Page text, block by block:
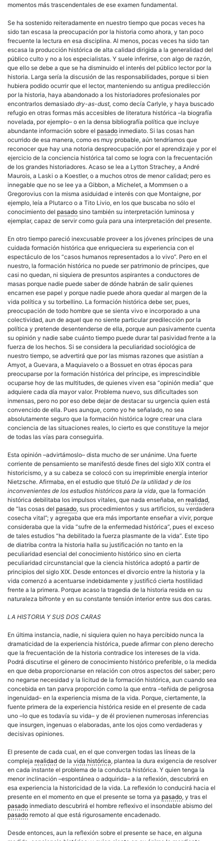
momentos más trascendentales de ese examen fundamental.
Se ha sostenido reiteradamente en nuestro tiempo que pocas veces ha
sido tan escasa la preocupación por la historia como ahora, y tan poco
frecuente la lectura en esa disciplina. Al menos, pocas veces ha sido tan
escasa la producción histórica de alta calidad dirigida a la generalidad del
público culto y no a los especialistas. Y suele inferirse, con algo de razón,
que ello se debe a que se ha disminuido el interés del público lector por la
historia. Larga sería la discusión de las responsabilidades, porque si bien
hubiera podido ocurrir que el lector, manteniendo su antigua predilección
por la historia, haya abandonado a los historiadores profesionales por
encontrarlos demasiado dry-as-dust, como decía Carlyle, y haya buscado
refugio en otras formas más accesibles de literatura histórica –la biografía
novelada, por ejemplo– o en la densa bibliografía política que incluye
abundante información sobre el pasado inmediato. Si las cosas han
ocurrido de esa manera, como es muy probable, aún tendríamos que
reconocer que hay una notoria despreocupación por el aprendizaje y por el
ejercicio de la conciencia histórica tal como se logra con la frecuentación
de los grandes historiadores. Acaso se lea a Lytton Strachey, a André
Maurois, a Laski o a Koestler, o a muchos otros de menor calidad; pero es
innegable que no se lee ya a Gibbon, a Michelet, a Mommsen o a
Gregorovius con la misma asiduidad e interés con que Montaigne, por
ejemplo, leía a Plutarco o a Tito Livio, en los que buscaba no sólo el
conocimiento del pasado sino también su interpretación luminosa y
ejemplar, capaz de servir como guía para una interpretación del presente.
En otro tiempo pareció inexcusable proveer a los jóvenes príncipes de una
cuidada formación histórica que enriqueciera su experiencia con el
espectáculo de los “casos humanos representados a lo vivo”. Pero en el
nuestro, la formación histórica no puede ser patrimonio de príncipes, que
casi no quedan, ni siquiera de presuntos aspirantes a conductores de
masas porque nadie puede saber de dónde habrán de salir quienes
encarnen ese papel y porque nadie puede ahora quedar al margen de la
vida política y su torbellino. La formación histórica debe ser, pues,
preocupación de todo hombre que se sienta vivo e incorporado a una
colectividad, aun de aquel que no siente particular predilección por la
política y pretende desentenderse de ella, porque aun pasivamente cuenta
su opinión y nadie sabe cuánto tiempo puede durar tal pasividad frente a la
fuerza de los hechos. Si se considera la peculiaridad sociológica de
nuestro tiempo, se advertirá que por las mismas razones que asistían a
Amyot, a Guevara, a Maquiavelo o a Bossuet en otras épocas para
preocuparse por la formación histórica del príncipe, es imprescindible
ocuparse hoy de las multitudes, de quienes viven esa “opinión media” que
adquiere cada día mayor valor. Problema nuevo, sus dificultades son
inmensas, pero no por eso debe dejar de destacar su urgencia quien está
convencido de ella. Pues aunque, como yo he señalado, no sea
absolutamente seguro que la formación histórica logre crear una clara
conciencia de las situaciones reales, lo cierto es que constituye la mejor
de todas las vías para conseguirla.
Esta opinión –advirtámoslo– dista mucho de ser unánime. Una fuerte
corriente de pensamiento se manifestó desde fines del siglo XIX contra el
historicismo, y a su cabeza se colocó con su irreprimible energía interior
Nietzsche. Afirmaba, en el estudio que tituló De la utilidad y de los
inconvenientes de los estudios históricos para la vida, que la formación
histórica debilitaba los impulsos vitales, que nada enseñaba, en realidad,
de “las cosas del pasado, sus procedimientos y sus artificios, su verdadera
cosecha vital”; y agregaba que era más importante enseñar a vivir, porque
consideraba que la vida “sufre de la enfermedad histórica”, pues el exceso
de tales estudios “ha debilitado la fuerza plasmante de la vida”. Este tipo
de diatriba contra la historia halla su justificación no tanto en la
peculiaridad esencial del conocimiento histórico sino en cierta
peculiaridad circunstancial que la ciencia histórica adoptó a partir de
principios del siglo XIX. Desde entonces el divorcio entre la historia y la
vida comenzó a acentuarse indebidamente y justificó cierta hostilidad
frente a la primera. Porque acaso la tragedia de la historia resida en su
naturaleza bifronte y en su constante tensión interior entre sus dos caras.
LA HISTORIA Y SUS DOS CARAS
En última instancia, nadie, ni siquiera quien no haya percibido nunca la
dramaticidad de la experiencia histórica, puede afirmar con pleno derecho
que la frecuentación de la historia contradice los intereses de la vida.
Podrá discutirse el género de conocimiento histórico preferible, o la medida
en que deba proporcionarse en relación con otros aspectos del saber; pero
no negarse necesidad y la licitud de la formación histórica, aun cuando sea
concebida en tan parva proporción como la que entra –teñida de peligrosa
ingenuidad– en la experiencia misma de la vida. Porque, ciertamente, la
fuente primera de la experiencia histórica reside en el presente de cada
uno –lo que es todavía su vida– y de él provienen numerosas inferencias
que insurgen, ingenuas o elaboradas, ante los ojos como verdaderas y
decisivas opiniones.
El presente de cada cual, en el que convergen todas las líneas de la
compleja realidad de la vida histórica, plantea la dura exigencia de resolver
en cada instante el problema de la conducta histórica. Y quien tenga la
menor inclinación –espontánea o adquirida– a la reflexión, descubrirá en
esa experiencia la historicidad de la vida. La reflexión lo conducirá hacia el
presente en el momento en que el presente se torna ya pasado, y tras el
pasado inmediato descubrirá el hombre reflexivo el insondable abismo del
pasado remoto al que está rigurosamente encadenado.
Desde entonces, aun la reflexión sobre el presente se hace, en alguna